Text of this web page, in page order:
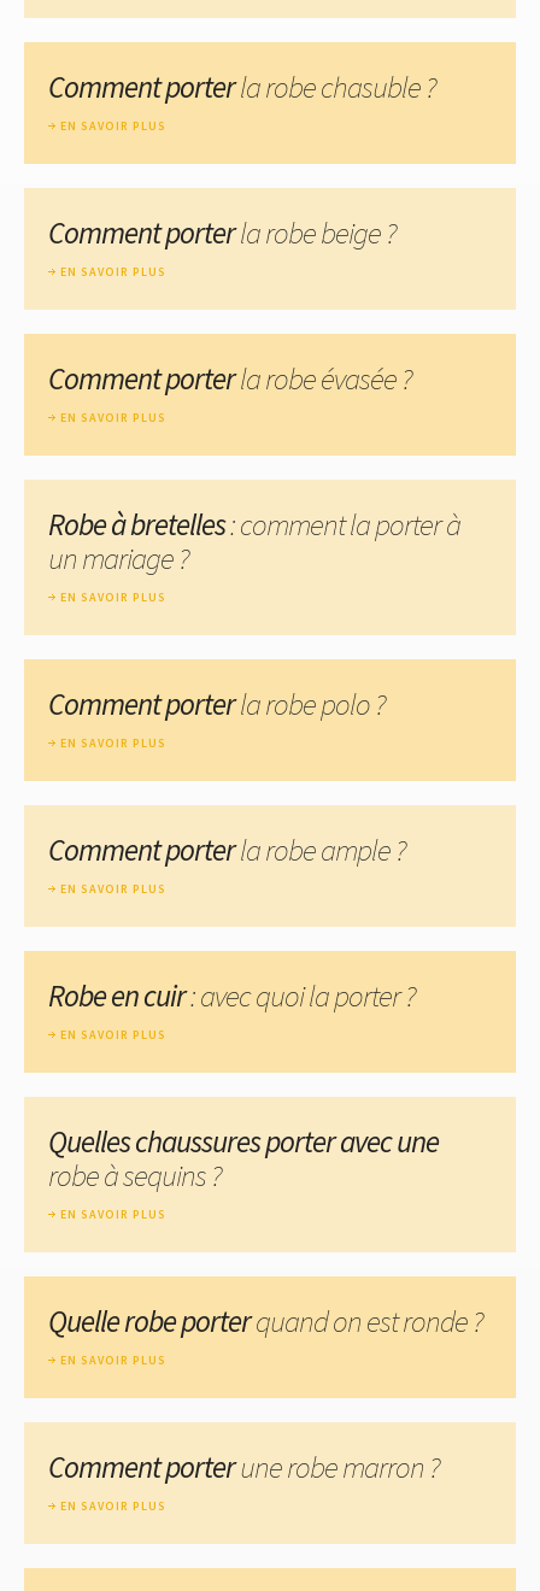
Comment porterla robe chasuble ?
EN SAVOIR PLUS
Comment porterla robe beige ?
EN SAVOIR PLUS
Comment porterla robe évasée ?
EN SAVOIR PLUS
Robe à bretelles: comment la porter à
un mariage ?
EN SAVOIR PLUS
Comment porterla robe polo ?
EN SAVOIR PLUS
Comment porterla robe ample ?
EN SAVOIR PLUS
Robe en cuir: avec quoi la porter ?
EN SAVOIR PLUS
Quelles chaussures porter avec une
robe à sequins ?
EN SAVOIR PLUS
Quelle robe porterquand on est ronde ?
EN SAVOIR PLUS
Comment porterune robe marron ?
EN SAVOIR PLUS